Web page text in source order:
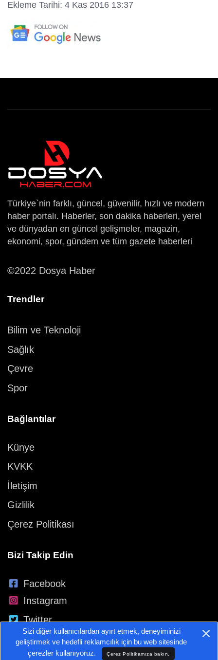
Ekleme Tarihi: 4 Kas 2016 13:37
Türkiye`nin farklı, güncel, güvenilir, hızlı ve modern
haber portalı. Haberler, son dakika haberleri, yerel
ve dünyadan en güncel gelişmeler, magazin,
ekonomi, spor, gündem ve tüm gazete haberleri
©2022 Dosya Haber
Trendler
Bilim ve Teknoloji
Sağlık
Çevre
Spor
Bağlantılar
Künye
KVKK
İletişim
Gizlilik
Çerez Politikası
Bizi Takip Edin
Facebook
Instagram
Twitter
YouTube
Sizi diğer kullanıcılardan ayırt etmek, deneyiminizi
geliştirmek ve hedefli reklamcılık için bu web sitesinde
çerezler kullanıyoruz.
Çerez Politikamıza bakın.